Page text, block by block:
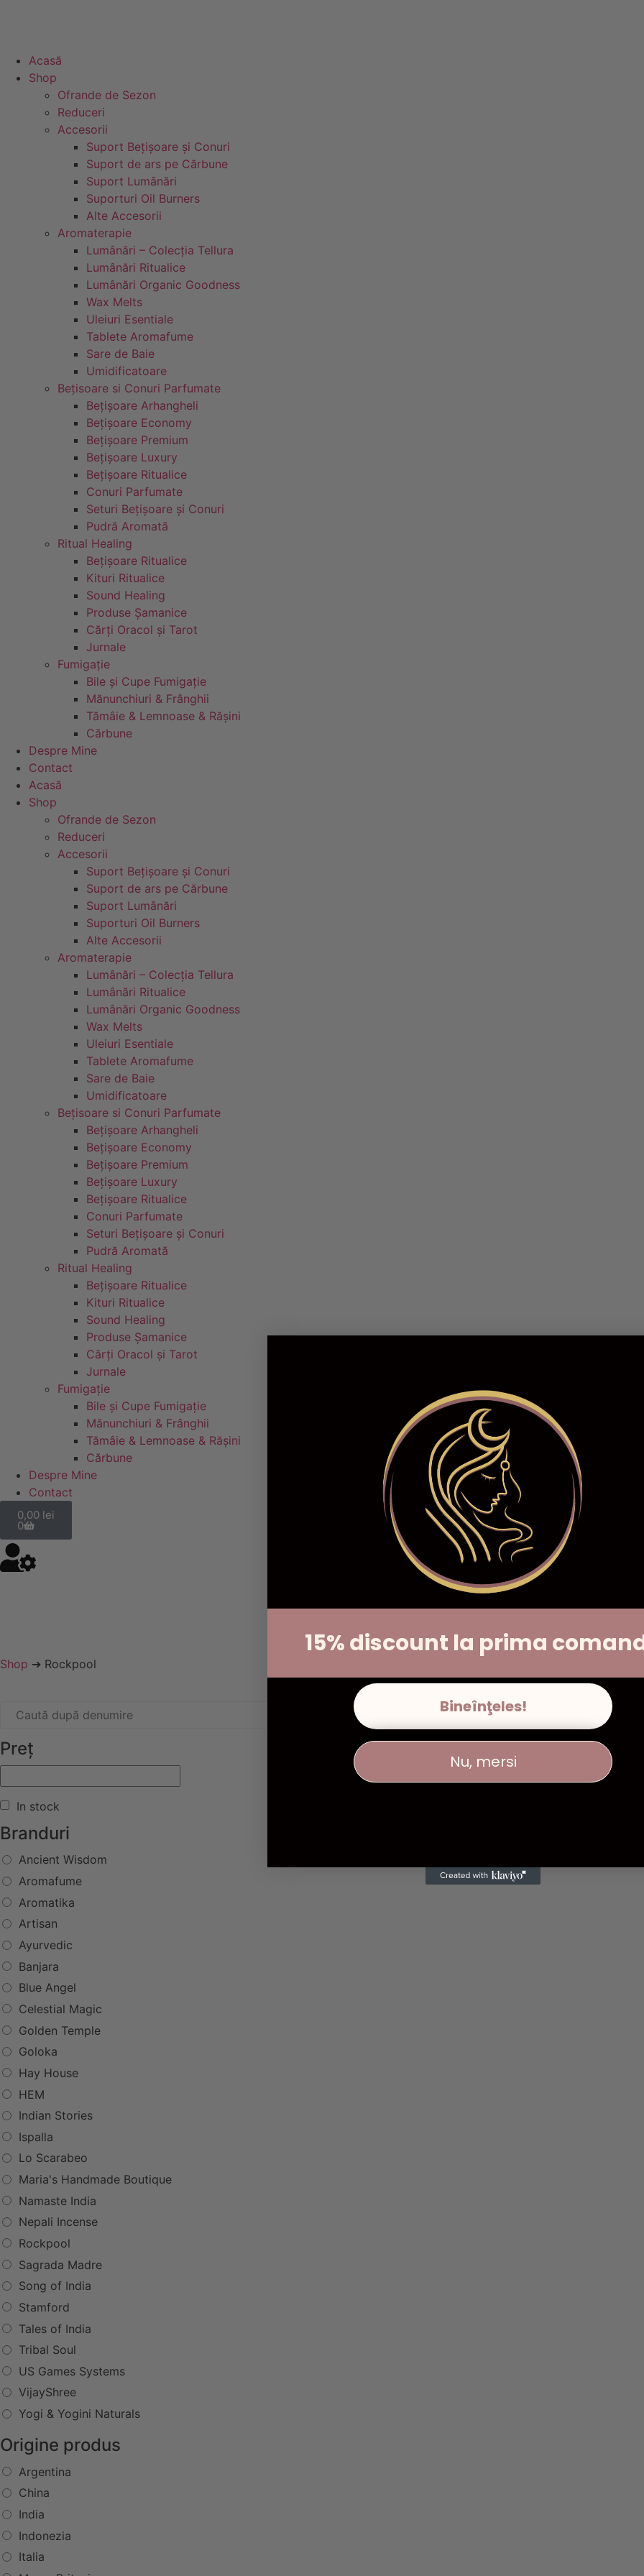
Acasă
Shop
Ofrande de Sezon
Reduceri
Accesorii
Suport Bețișoare și Conuri
Suport de ars pe Cărbune
Suport Lumânări
Suporturi Oil Burners
Alte Accesorii
Aromaterapie
Lumânări – Colecția Tellura
Lumânări Ritualice
Lumânări Organic Goodness
Wax Melts
Uleiuri Esentiale
Tablete Aromafume
Sare de Baie
Umidificatoare
Bețisoare si Conuri Parfumate
Bețișoare Arhangheli
Bețișoare Economy
Bețișoare Premium
Bețișoare Luxury
Bețișoare Ritualice
Conuri Parfumate
Seturi Bețișoare și Conuri
Pudră Aromată
Ritual Healing
Bețișoare Ritualice
Kituri Ritualice
Sound Healing
Produse Șamanice
Cărți Oracol și Tarot
Jurnale
Fumigație
Bile și Cupe Fumigație
Mănunchiuri & Frânghii
Tămâie & Lemnoase & Rășini
Cărbune
Despre Mine
Contact
Acasă
Shop
Ofrande de Sezon
Reduceri
Accesorii
Suport Bețișoare și Conuri
Suport de ars pe Cărbune
Suport Lumânări
Suporturi Oil Burners
Alte Accesorii
Aromaterapie
Lumânări – Colecția Tellura
Lumânări Ritualice
Lumânări Organic Goodness
Wax Melts
Uleiuri Esentiale
Tablete Aromafume
Sare de Baie
Umidificatoare
Bețisoare si Conuri Parfumate
Bețișoare Arhangheli
Bețișoare Economy
Bețișoare Premium
Bețișoare Luxury
Bețișoare Ritualice
Conuri Parfumate
Seturi Bețișoare și Conuri
Pudră Aromată
Ritual Healing
Bețișoare Ritualice
Kituri Ritualice
Sound Healing
Produse Șamanice
Cărți Oracol și Tarot
Jurnale
Fumigație
Bile și Cupe Fumigație
Mănunchiuri & Frânghii
Tămâie & Lemnoase & Rășini
Cărbune
Despre Mine
Contact
0,00 lei
0
Shop ➔ Rockpool
Preț
In stock
Branduri
Ancient Wisdom
Aromafume
Aromatika
Artisan
Ayurvedic
Banjara
Blue Angel
Celestial Magic
Golden Temple
Goloka
Hay House
HEM
Indian Stories
Ispalla
Lo Scarabeo
Maria's Handmade Boutique
Namaste India
Nepali Incense
Rockpool
Sagrada Madre
Song of India
Stamford
Tales of India
Tribal Soul
US Games Systems
VijayShree
Yogi & Yogini Naturals
Origine produs
Argentina
China
India
Indonezia
Italia
15% discount la prima
Bineînţeles!
Nu, mersi